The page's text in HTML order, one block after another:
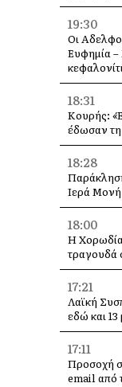
19:30
Οι
Ευφημία
18:31
Κουρής:
έδωσαν τη
18:28
Ιερά
18:00
Η
τραγουδά
17:21
Λαϊκή
εδώ και
17:11
Προσοχή
email από